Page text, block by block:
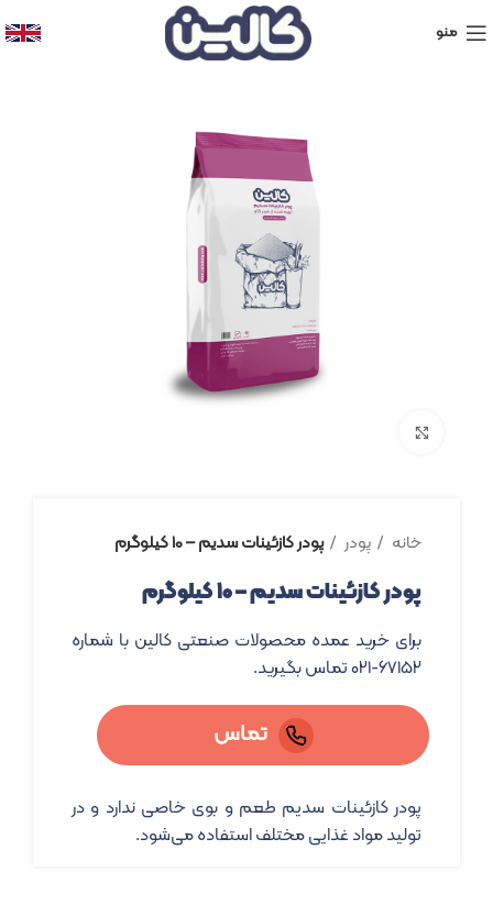
منو
خانه پودر پودر کازئینات سدیم – ۱۰ کیلوگرم
پودر کازئینات سدیم – ۱۰ کیلوگرم
برای خرید عمده محصولات صنعتی کالین با شماره
۶۷۱۵۲-۰۲۱ تماس بگیرید.
تماس
پودر کازئینات سدیم طعم و بوی خاصی ندارد و در
تولید مواد غذایی مختلف استفاده می‌شود.